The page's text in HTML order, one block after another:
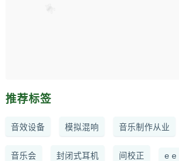
推荐标签
音效设备 模拟混响 音乐制作从业
音乐会 封闭式耳机 间校正 e e